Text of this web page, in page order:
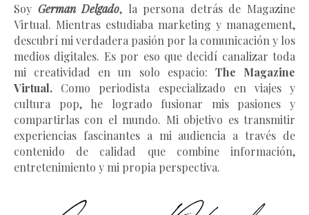
Soy German Delgado, la persona detrás de Magazine
Virtual. Mientras estudiaba marketing y management,
descubrí mi verdadera pasión por la comunicación y los
medios digitales. Es por eso que decidí canalizar toda
mi creatividad en un solo espacio: The Magazine
Virtual. Como periodista especializado en viajes y
cultura pop, he logrado fusionar mis pasiones y
compartirlas con el mundo. Mi objetivo es transmitir
experiencias fascinantes a mi audiencia a través de
contenido de calidad que combine información,
entretenimiento y mi propia perspectiva.